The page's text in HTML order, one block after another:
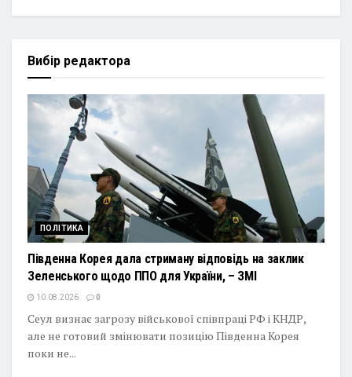
Вибір редактора
ПОЛІТИКА
Південна Корея дала стриману відповідь на заклик
Зеленського щодо ППО для України, – ЗМІ
10.08.2026 0
Сеул визнає загрозу військової співпраці РФ і КНДР,
але не готовий змінювати позицію Південна Корея
поки не...